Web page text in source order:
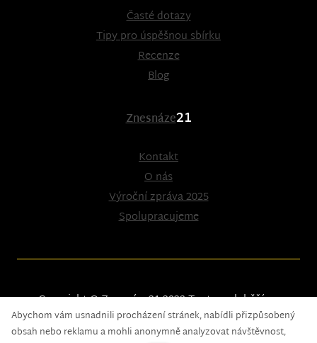
Časté dotazy
Tipy pro úspěšnou sbírku
Recenze
Blog
Znesnáze21
Kontakt
O nás
Výroční zpráva 2025
Spolupracujeme
Copyright © Znesnáze21 2023Tento web běží na
solidpixels.
Abychom vám usnadnili procházení stránek, nabídli přizpůsobený
obsah nebo reklamu a mohli anonymně analyzovat návštěvnost,